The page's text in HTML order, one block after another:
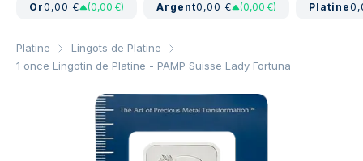
Or0,00 € (0,00 €) Argent0,00 € (0,00 €) Platine
Platine
Lingots de Platine
1 once Lingotin de Platine - PAMP Suisse Lady Fortuna